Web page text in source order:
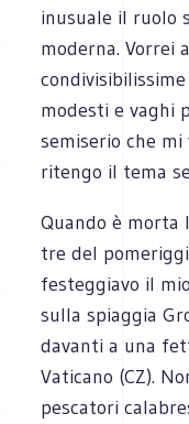
inusuale il ruolo
moderna. Vorrei
modesti e vaghi
semiserio che mi
ritengo il tema
Quando è morta
tre del
festeggiavo il
sulla spiaggia
davanti a una
Vaticano (CZ).
pescatori